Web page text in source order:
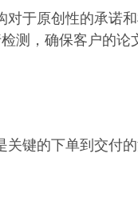
于原创性的承诺
测，确保客户的论
键的下单到交付